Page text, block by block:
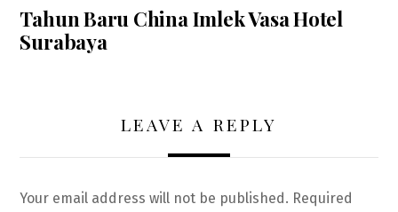
Tahun Baru China Imlek Vasa Hotel
Surabaya
LEAVE A REPLY
Your email address will not be published. Required